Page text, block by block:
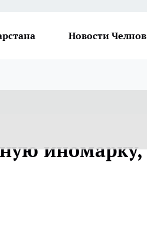
Новости Челнов
иномарку,